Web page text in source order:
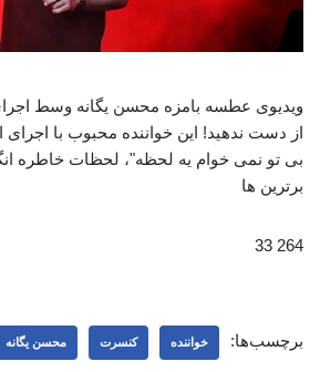
ویدیوی عطسه بامزه محسن یگانه وسط
از دست ندهید! این خواننده محبوب با
بی تو نمی خوام یه لحظه"، لحظات خاطره
برترین ها
264 33
برچسب‌ها: خواننده کنسرت محسن یگانه